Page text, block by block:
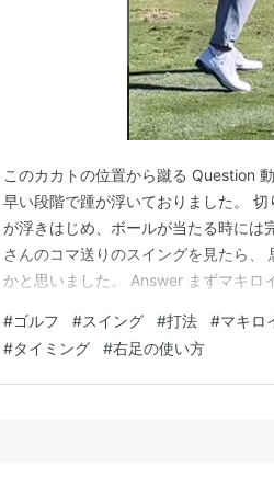
このカカトの位置から蹴る Question
早い段階で踵が浮いておりました。
が浮きはじめ、ボールが当たる時には
さんのコマ送りのスイングを見たら、
かと思いました。 Answer まずマキロ
ざとつま先で立っているのです。 ド
ですが、踏み込む前に腰や…
#ゴルフ #スイング #打法 #マキロ
#タイミング #右足の使い方